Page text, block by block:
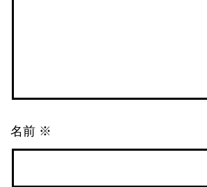
名前 ※